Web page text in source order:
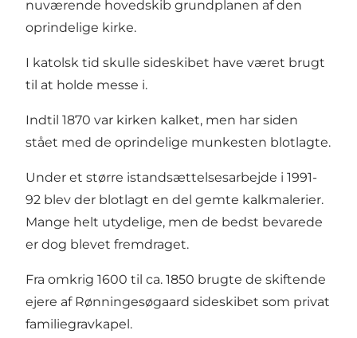
nuværende hovedskib grundplanen af den
oprindelige kirke.
I katolsk tid skulle sideskibet have været brugt
til at holde messe i.
Indtil 1870 var kirken kalket, men har siden
stået med de oprindelige munkesten blotlagte.
Under et større istandsættelsesarbejde i 1991-
92 blev der blotlagt en del gemte kalkmalerier.
Mange helt utydelige, men de bedst bevarede
er dog blevet fremdraget.
Fra omkrig 1600 til ca. 1850 brugte de skiftende
ejere af Rønningesøgaard sideskibet som privat
familiegravkapel.